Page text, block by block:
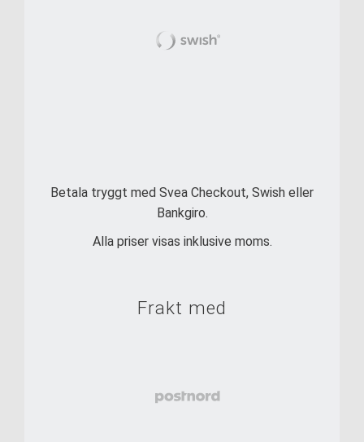
Betala tryggt med Svea Checkout, Swish eller
Bankgiro.
Alla priser visas inklusive moms.
Frakt med